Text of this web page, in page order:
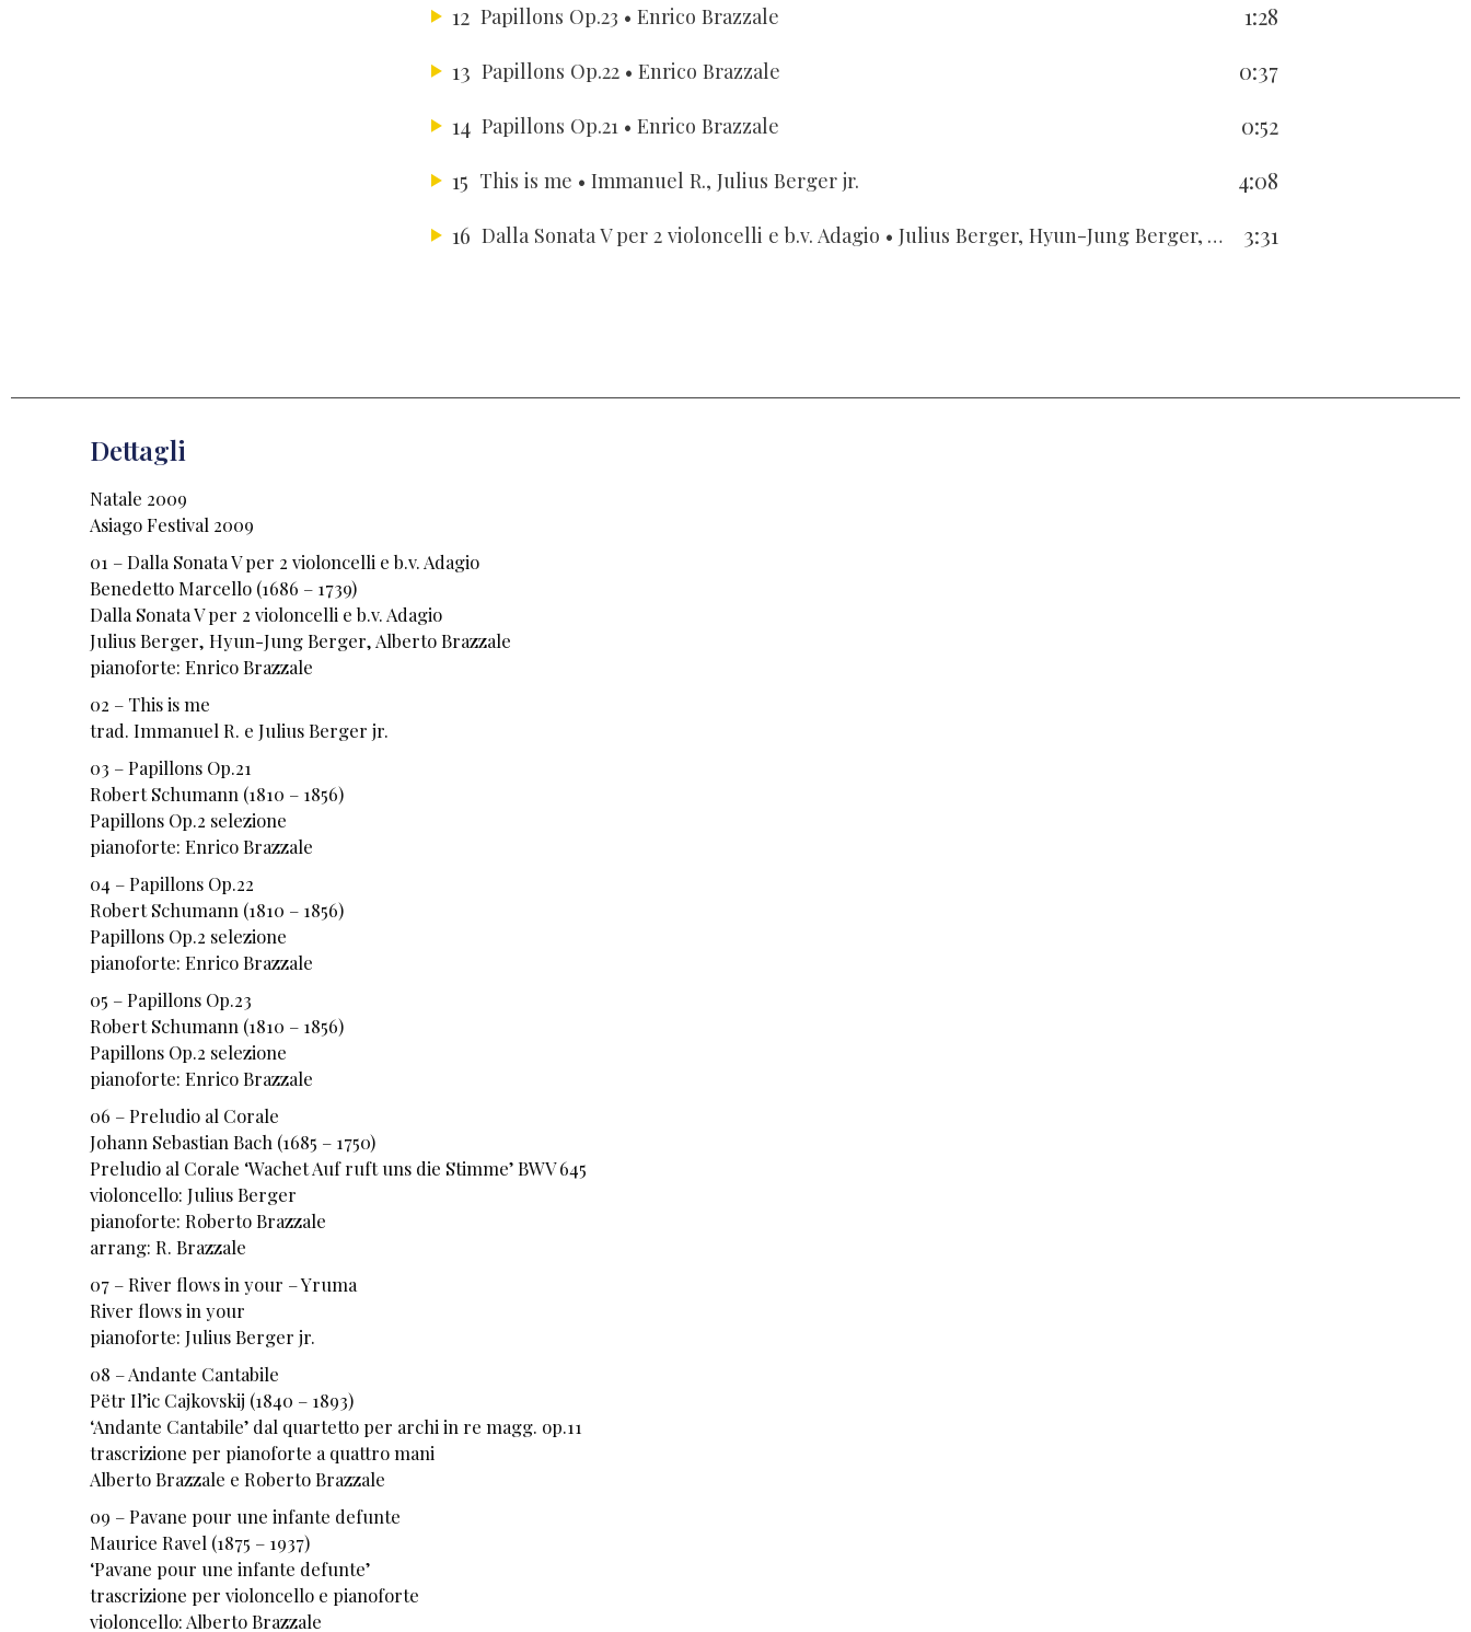
12 Papillons Op.23 • Enrico Brazzale
1:28
13 Papillons Op.22 • Enrico Brazzale
0:37
14 Papillons Op.21 • Enrico Brazzale
0:52
15 This is me • Immanuel R., Julius Berger jr.
4:08
16 Dalla Sonata V per 2 violoncelli e b.v. Adagio • Julius Berger, Hyun-Jung Berger, Alberto Brazzale, Enrico Brazzale 3:31
Dettagli
Natale 2009
Asiago Festival 2009
01 – Dalla Sonata V per 2 violoncelli e b.v. Adagio
Benedetto Marcello (1686 – 1739)
Dalla Sonata V per 2 violoncelli e b.v. Adagio
Julius Berger, Hyun-Jung Berger, Alberto Brazzale
pianoforte: Enrico Brazzale
02 – This is me
trad. Immanuel R. e Julius Berger jr.
03 – Papillons Op.21
Robert Schumann (1810 – 1856)
Papillons Op.2 selezione
pianoforte: Enrico Brazzale
04 – Papillons Op.22
Robert Schumann (1810 – 1856)
Papillons Op.2 selezione
pianoforte: Enrico Brazzale
05 – Papillons Op.23
Robert Schumann (1810 – 1856)
Papillons Op.2 selezione
pianoforte: Enrico Brazzale
06 – Preludio al Corale
Johann Sebastian Bach (1685 – 1750)
Preludio al Corale ‘Wachet Auf ruft uns die Stimme’ BWV 645
violoncello: Julius Berger
pianoforte: Roberto Brazzale
arrang: R. Brazzale
07 – River flows in your – Yruma
River flows in your
pianoforte: Julius Berger jr.
08 – Andante Cantabile
Pëtr Il’ic Cajkovskij (1840 – 1893)
‘Andante Cantabile’ dal quartetto per archi in re magg. op.11
trascrizione per pianoforte a quattro mani
Alberto Brazzale e Roberto Brazzale
09 – Pavane pour une infante defunte
Maurice Ravel (1875 – 1937)
‘Pavane pour une infante defunte’
trascrizione per violoncello e pianoforte
violoncello: Alberto Brazzale